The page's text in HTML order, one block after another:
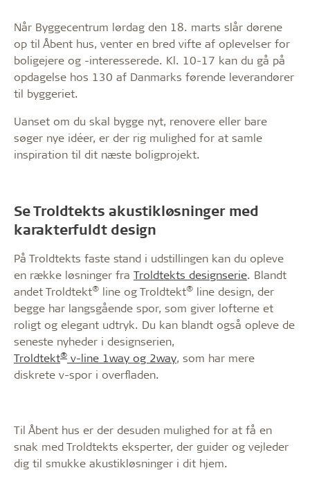
Når Byggecentrum lørdag den 18. marts slår dørene
op til Åbent hus, venter en bred vifte af oplevelser for
boligejere og -interesserede. Kl. 10-17 kan du gå på
opdagelse hos 130 af Danmarks førende leverandører
til byggeriet.
Uanset om du skal bygge nyt, renovere eller bare
søger nye idéer, er der rig mulighed for at samle
inspiration til dit næste boligprojekt.
Se Troldtekts akustikløsninger med
karakterfuldt design
På Troldtekts faste stand i udstillingen kan du opleve
en række løsninger fra Troldtekts designserie. Blandt
andet Troldtekt® line og Troldtekt® line design, der
begge har langsgående spor, som giver lofterne et
roligt og elegant udtryk. Du kan blandt også opleve de
seneste nyheder i designserien,
Troldtekt® v-line 1way og 2way, som har mere
diskrete v-spor i overfladen.
Til Åbent hus er der desuden mulighed for at få en
snak med Troldtekts eksperter, der guider og vejleder
dig til smukke akustikløsninger i dit hjem.